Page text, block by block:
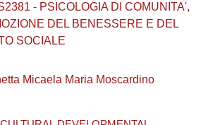
- PSICOLOGIA DI COMUNITA',
DEL BENESSERE E DEL
SOCIALE
Micaela Maria Moscardino